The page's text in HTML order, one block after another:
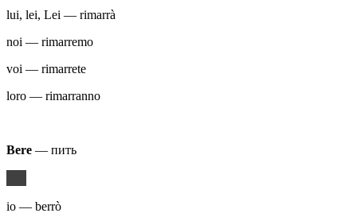
lui, lei, Lei — rimarrà
noi — rimarremo
voi — rimarrete
loro — rimarranno
Bere — пить
io — berrò